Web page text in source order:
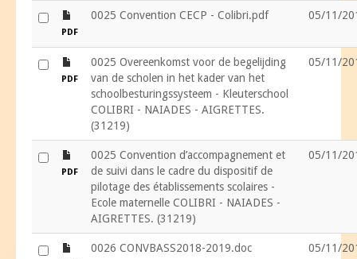
PDF
0025 Convention CECP - Colibri.pdf 05/11/
PDF
0025 Overeenkomst voor de begelijding
van de scholen in het kader van het
schoolbesturingssysteem - Kleuterschool
COLIBRI - NAIADES - AIGRETTES.
(31219)
05/11/
PDF
0025 Convention d’accompagnement et
de suivi dans le cadre du dispositif de
pilotage des établissements scolaires -
Ecole maternelle COLIBRI - NAIADES -
AIGRETTES. (31219)
05/11/
0026 CONVBASS2018-2019.doc 05/11/